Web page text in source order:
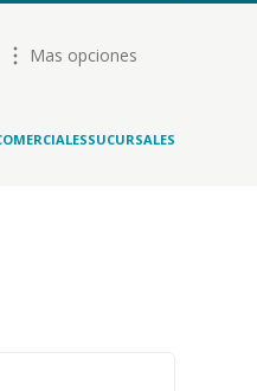
Mas opciones
SUCURSALES